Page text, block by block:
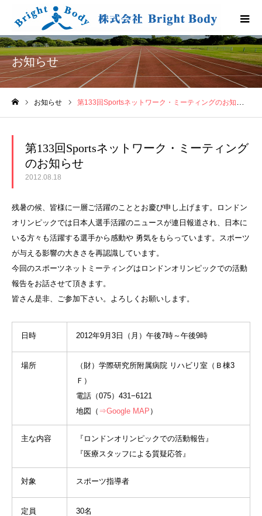
お知らせ
お知らせ 第133回Sportsネットワーク・ミーティングのお知らせ
第133回Sportsネットワーク・ミーティング
のお知らせ
2012.08.18
残暑の候、皆様に一層ご活躍のこととお慶び申し上げます。ロンドン
オリンピックでは日本人選手活躍のニュースが連日報道され、日本に
いる方々も活躍する選手から感動や 勇気をもらっています。スポーツ
が与える影響の大きさを再認識しています。
今回のスポーツネットミーティングはロンドンオリンピックでの活動
報告をお話させて頂きます。
皆さん是非、ご参加下さい。よろしくお願いします。
日時 2012年9月3日（月）午後7時～午後9時
場所
（財）学際研究所附属病院 リハビリ室（Ｂ棟3
Ｆ）
電話（075）431−6121
地図（ ⇒Google MAP ）
主な内容
『ロンドンオリンピックでの活動報告』
『医療スタッフによる質疑応答』
対象 スポーツ指導者
定員 30名